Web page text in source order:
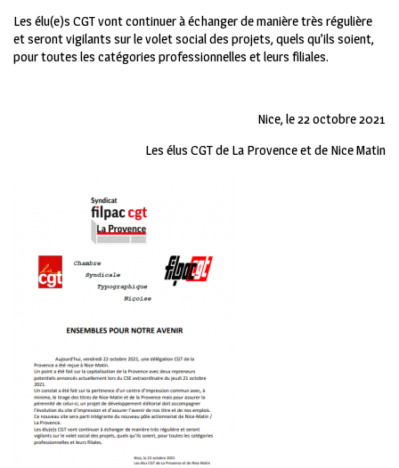
Les élu(e)s CGT vont continuer à échanger de manière très régulière
et seront vigilants sur le volet social des projets, quels qu’ils soient,
pour toutes les catégories professionnelles et leurs filiales.
Nice, le 22 octobre 2021
Les élus CGT de La Provence et de Nice Matin